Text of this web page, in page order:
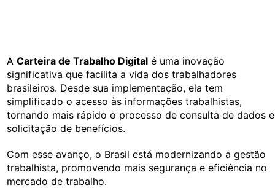
ACarteira de Trabalho Digital é uma inovação
significativa que facilita a vida dos trabalhadores
brasileiros. Desde sua implementação, ela tem
simplificado o acesso às informações trabalhistas,
tornando mais rápido o processo de consulta de dados e
solicitação de benefícios.
Com esse avanço, o Brasil está modernizando a gestão
trabalhista, promovendo mais segurança e eficiência no
mercado de trabalho.